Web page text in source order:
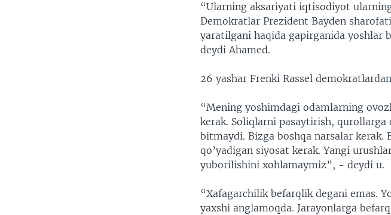
“Ularning aksariyati iqtisodiyot
Demokratlar Prezident Bayden
yaratilgani haqida gapirganida yoshlar
deydi Ahamed.
26 yashar Frenki Rassel
“Mening yoshimdagi odamlarning
kerak. Soliqlarni pasaytirish,
bitmaydi. Bizga boshqa narsalar
qo’yadigan siyosat kerak. Yangi
yuborilishini xohlamaymiz”, - deydi u.
“Xafagarchilik befarqlik degani emas.
yaxshi anglamoqda. Jarayonlarga